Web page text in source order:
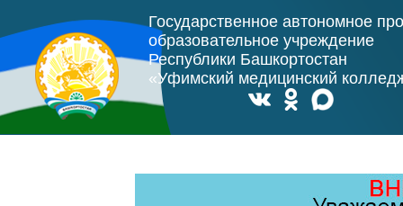
Государственное автономное
образовательное учреждение
Республики Башкортостан
«Уфимский медицинский